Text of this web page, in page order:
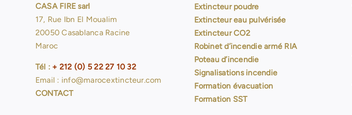
CASA FIRE sarl
17, Rue Ibn El Moualim
20050 Casablanca Racine
Maroc
Tél : + 212 (0) 5 22 27 10 32
Email : info@marocextincteur.com
CONTACT
Extincteur poudre
Extincteur eau pulvérisée
Extincteur CO2
Robinet d’incendie armé RIA
Poteau d’incendie
Signalisations incendie
Formation évacuation
Formation SST